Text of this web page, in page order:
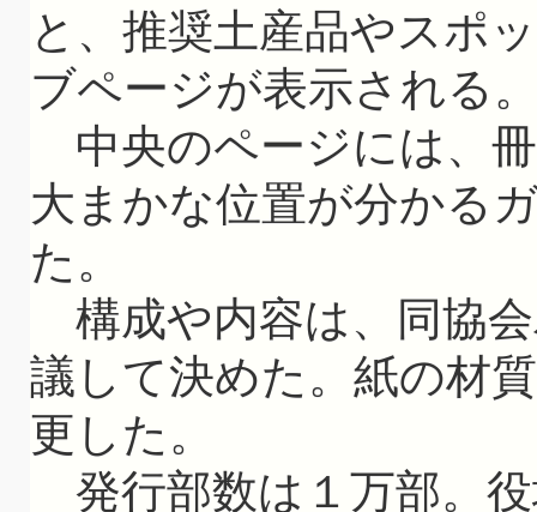
と、推奨土産品やスポ
ブページが表示される
中央のページには、
大まかな位置が分かる
た。
構成や内容は、同協
議して決めた。紙の材
更した。
発行部数は１万部。